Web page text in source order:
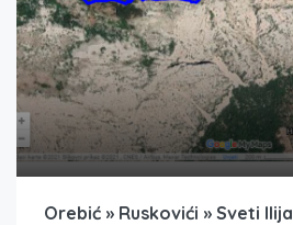
Orebić » Ruskovići » Sveti Ilija